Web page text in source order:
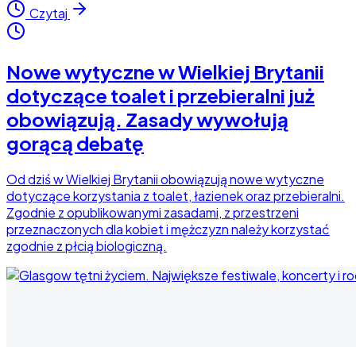
Czytaj
Nowe wytyczne w Wielkiej Brytanii
dotyczące toalet i przebieralni już
obowiązują. Zasady wywołują
gorącą debatę
Od dziś w Wielkiej Brytanii obowiązują nowe wytyczne
dotyczące korzystania z toalet, łazienek oraz przebieralni.
Zgodnie z opublikowanymi zasadami, z przestrzeni
przeznaczonych dla kobiet i mężczyzn należy korzystać
zgodnie z płcią biologiczną.